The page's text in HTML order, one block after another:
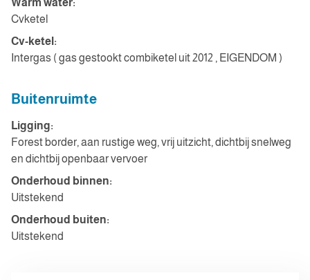
Warm water:
Cvketel
Cv-ketel:
Intergas ( gas gestookt combiketel uit 2012 , EIGENDOM )
Buitenruimte
Ligging:
Forest border, aan rustige weg, vrij uitzicht, dichtbij snelweg
en dichtbij openbaar vervoer
Onderhoud binnen:
Uitstekend
Onderhoud buiten:
Uitstekend